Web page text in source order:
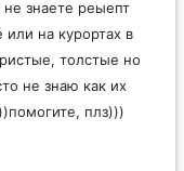
не знаете реыепт
на курортах в
толстые но
не знаю как их
плз)))